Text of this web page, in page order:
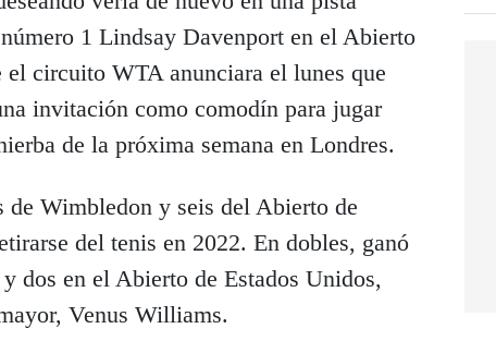
1 Lindsay Davenport en el Abierto
el circuito WTA anunciara el lunes que
invitación como comodín para jugar
de la próxima semana en Londres.
Wimbledon y seis del Abierto de
del tenis en 2022. En dobles, ganó
dos en el Abierto de Estados Unidos,
Venus Williams.